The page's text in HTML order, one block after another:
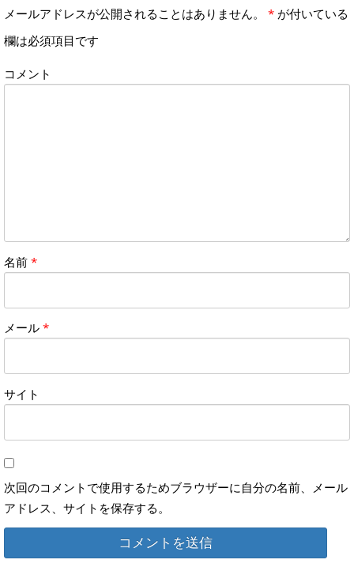
メールアドレスが公開されることはありません。 * が付いている
欄は必須項目です
コメント
名前 *
メール *
サイト
次回のコメントで使用するためブラウザーに自分の名前、メール
アドレス、サイトを保存する。